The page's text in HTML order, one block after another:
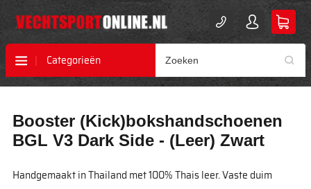
Categorieën
naar
het
einde
de
naar
het
begin
de
Booster (Kick)bokshandschoenen
BGL V3 Dark Side - (Leer) Zwart
Handgemaakt in Thailand met 100% Thais leer. Vaste duim